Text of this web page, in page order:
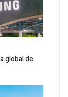
global de